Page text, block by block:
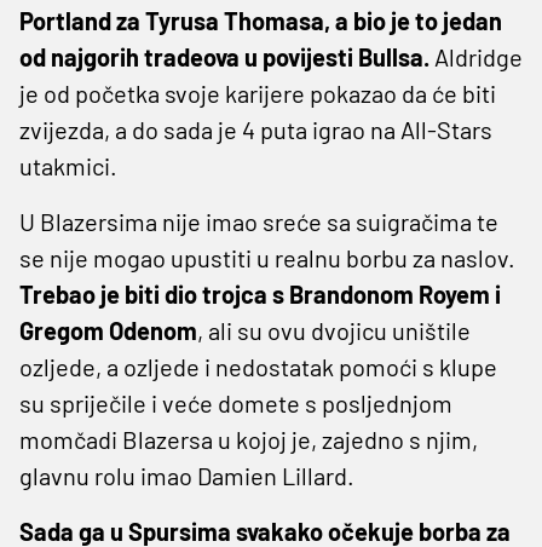
Portland za Tyrusa Thomasa, a bio je to jedan
od najgorih tradeova u povijesti Bullsa. Aldridge
je od početka svoje karijere pokazao da će biti
zvijezda, a do sada je 4 puta igrao na All-Stars
utakmici.
U Blazersima nije imao sreće sa suigračima te
se nije mogao upustiti u realnu borbu za naslov.
Trebao je biti dio trojca s Brandonom Royem i
Gregom Odenom, ali su ovu dvojicu uništile
ozljede, a ozljede i nedostatak pomoći s klupe
su spriječile i veće domete s posljednjom
momčadi Blazersa u kojoj je, zajedno s njim,
glavnu rolu imao Damien Lillard.
Sada ga u Spursima svakako očekuje borba za